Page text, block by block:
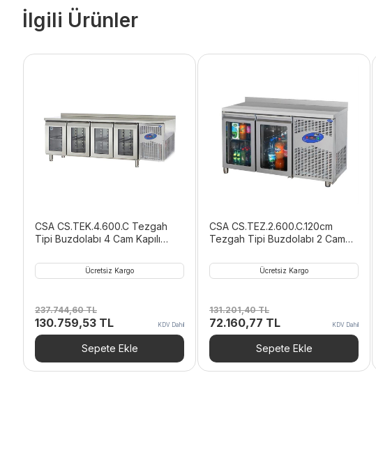
İlgili Ürünler
CSA CS.TEK.4.600.C Tezgah
Tipi Buzdolabı 4 Cam Kapılı
Ücretsiz Kargo
237.744,60TL
Orijinal
fiyat:
237.744,60 TL.
130.759,53 TL
andaki
fiyat:
130.759,53 TL.
KDV Dahil
Sepete Ekle
CSA CS.TEZ.2.600.C.120cm
Tezgah Tipi Buzdolabı 2 Cam
Kalite
Ücretsiz Kargo
131.201,40TL
Orijinal
fiyat:
131.201,40 TL.
72.160,77 TL
andaki
fiyat:
72.160,77 TL.
KDV Dahil
Sepete Ekle